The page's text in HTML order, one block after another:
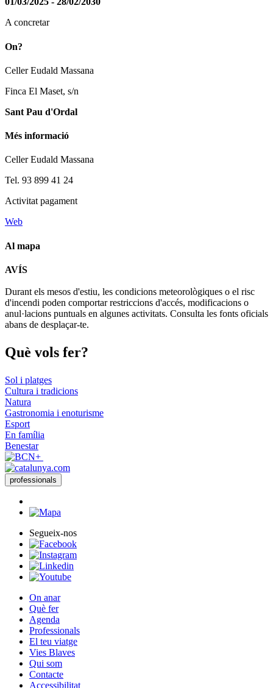
A concretar
On?
Celler Eudald Massana
Finca El Maset, s/n
Sant Pau d'Ordal
Més informació
Celler Eudald Massana
Tel. 93 899 41 24
Activitat pagament
Web
Al mapa
−
AVÍS
Durant els mesos d'estiu, les condicions meteorològiques o el risc
d'incendi poden comportar restriccions d'accés, modificacions o
anul·lacions puntuals en algunes activitats. Consulta les fonts oficials
abans de desplaçar-te.
Què vols fer?
Sol i platges
Cultura i tradicions
Natura
Gastronomia i enoturisme
Esport
En família
Benestar
professionals
Segueix-nos
On anar
Què fer
Agenda
Professionals
El teu viatge
Vies Blaves
Qui som
Contacte
Accessibilitat